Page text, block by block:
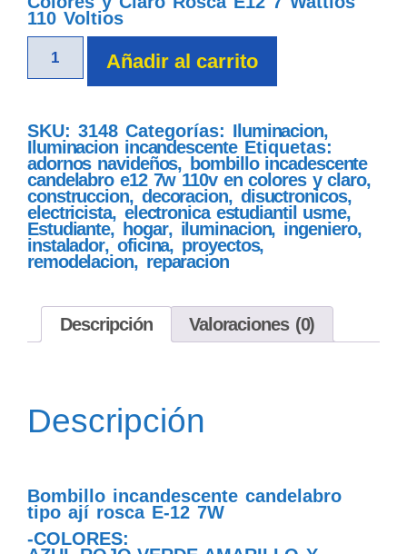
110 Voltios
Añadir al carrito
SKU: 3148 Categorías: Iluminacion,
Iluminacion incandescente Etiquetas:
adornos navideños, bombillo incadescente
candelabro e12 7w 110v en colores y claro,
construccion, decoracion, disuctronicos,
electricista, electronica estudiantil usme,
Estudiante, hogar, iluminacion, ingeniero,
instalador, oficina, proyectos,
remodelacion, reparacion
Descripción Valoraciones (0)
Descripción
Bombillo incandescente candelabro
tipo ají rosca E-12 7W
-COLORES: